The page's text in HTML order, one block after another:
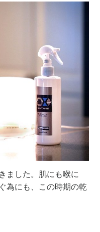
ました。肌にも喉に
為にも、この時期の乾